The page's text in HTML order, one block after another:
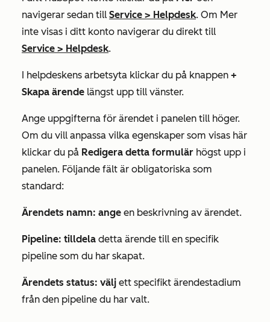
navigerar sedan till Service > Helpdesk. Om Mer
inte visas i ditt konto navigerar du direkt till
Service > Helpdesk.
I helpdeskens arbetsyta klickar du på knappen +
Skapa ärende längst upp till vänster.
Ange uppgifterna för ärendet i panelen till höger.
Om du vill anpassa vilka egenskaper som visas här
klickar du på Redigera detta formulär högst upp i
panelen. Följande fält är obligatoriska som
standard:
Ärendets namn: ange en beskrivning av ärendet.
Pipeline: tilldela detta ärende till en specifik
pipeline som du har skapat.
Ärendets status: välj ett specifikt ärendestadium
från den pipeline du har valt.